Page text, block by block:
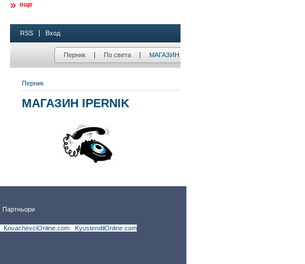
още
Партньори
KovachevciOnline.com
KyustendilOnline.com